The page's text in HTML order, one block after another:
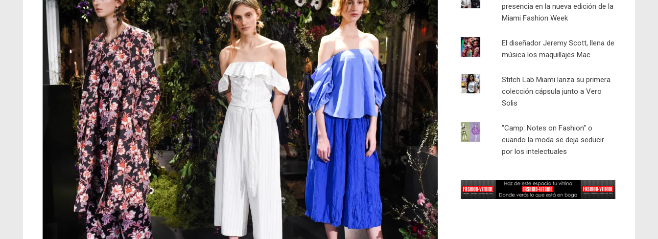
presencia en la nueva edición de la
Miami Fashion Week
El diseñador Jeremy Scott, llena de
música los maquillajes Mac
Stitch Lab Miami lanza su primera
colección cápsula junto a Vero
Solis
"Camp: Notes on Fashion" o
cuando la moda se deja seducir
por los intelectuales